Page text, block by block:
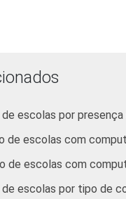
entre setembro e
que possuem
que possuem
que possuem
escolas por
de escolas com
de escolas com
de escolas por tipo de